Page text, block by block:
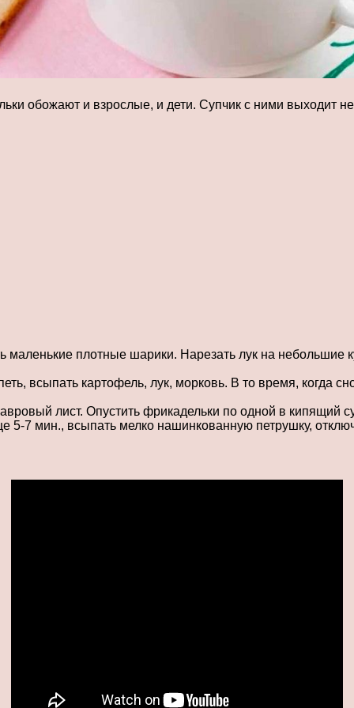
обожают и взрослые, и дети. Супчик с ними выходит
плотные шарики. Нарезать лук на небольшие
всыпать картофель, лук, морковь. В то время, когда
лист. Опустить фрикадельки по одной в кипящий
7 мин., всыпать мелко нашинкованную петрушку,